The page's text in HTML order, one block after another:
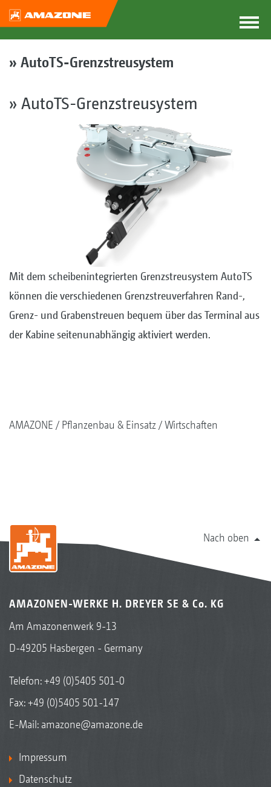
» AutoTS-Grenzstreusystem
» AutoTS-Grenzstreusystem
Mit dem scheibenintegrierten Grenzstreusystem AutoTS
können die verschiedenen Grenzstreuverfahren Rand-,
Grenz- und Grabenstreuen bequem über das Terminal aus
der Kabine seitenunabhängig aktiviert werden.
AMAZONE Pflanzenbau & Einsatz Wirtschaften
Nach oben
AMAZONEN-WERKE H. DREYER SE & Co. KG
Am Amazonenwerk 9-13
D-49205 Hasbergen - Germany
Telefon:+49 (0)5405 501-0
Fax: +49 (0)5405 501-147
E-Mail: amazone@amazone.de
Impressum
Datenschutz